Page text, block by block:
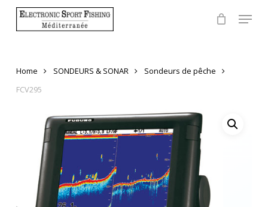
Menu
Home SONDEURS & SONAR
Sondeurs de pêche
FCV295